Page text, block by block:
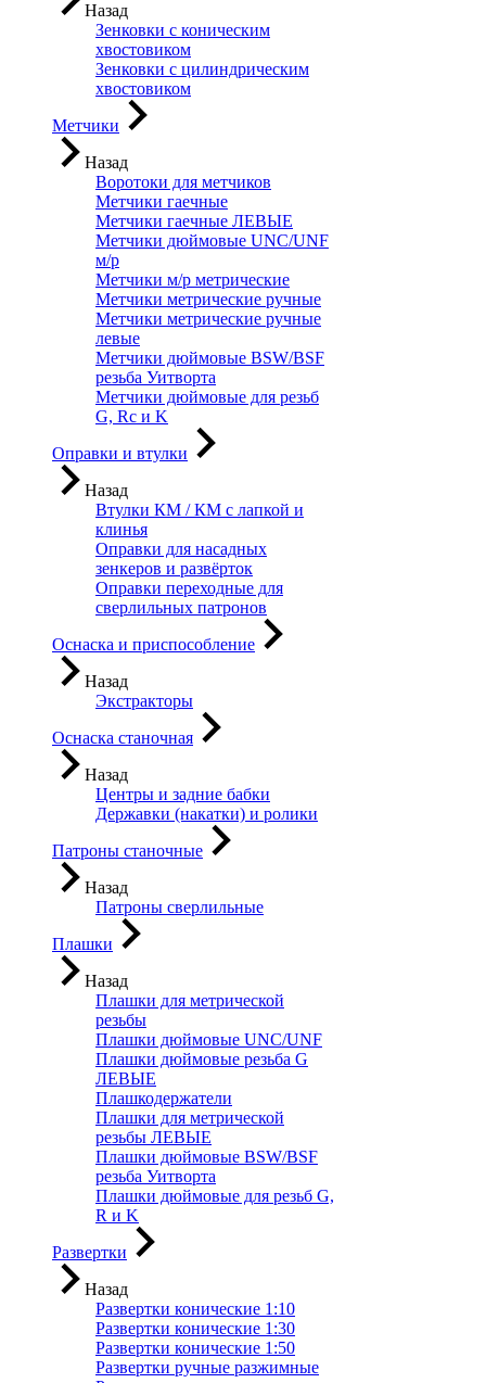
Назад
Зенковки с коническим
хвостовиком
Зенковки с цилиндрическим
хвостовиком
Метчики
Назад
Воротоки для метчиков
Метчики гаечные
Метчики гаечные ЛЕВЫЕ
Метчики дюймовые UNC/UNF
м/р
Метчики м/р метрические
Метчики метрические ручные
Метчики метрические ручные
левые
Метчики дюймовые BSW/BSF
резьба Уитворта
Метчики дюймовые для резьб
G, Rc и K
Оправки и втулки
Назад
Втулки КМ / КМ с лапкой и
клинья
Оправки для насадных
зенкеров и развёрток
Оправки переходные для
сверлильных патронов
Оснаска и приспособление
Назад
Экстракторы
Оснаска станочная
Назад
Центры и задние бабки
Державки (накатки) и ролики
Патроны станочные
Назад
Патроны сверлильные
Плашки
Назад
Плашки для метрической
резьбы
Плашки дюймовые UNC/UNF
Плашки дюймовые резьба G
ЛЕВЫЕ
Плашкодержатели
Плашки для метрической
резьбы ЛЕВЫЕ
Плашки дюймовые BSW/BSF
резьба Уитворта
Плашки дюймовые для резьб G,
R и K
Развертки
Назад
Развертки конические 1:10
Развертки конические 1:30
Развертки конические 1:50
Развертки ручные разжимные